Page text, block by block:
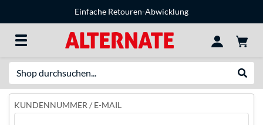
Einfache Retouren-Abwicklung
KUNDENNUMMER / E-MAIL